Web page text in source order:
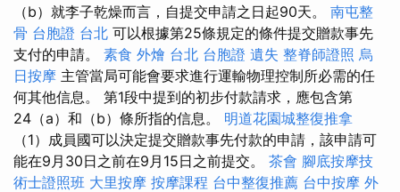
（b）就李子乾燥而言，自提交申請之日起90天。 南屯整
骨 台胞證 台北 可以根據第25條規定的條件提交贈款事先
支付的申請。 素食 外燴 台北 台胞證 遺失 整脊師證照 烏
日按摩 主管當局可能會要求進行運輸物理控制所必需的任
何其他信息。 第1段中提到的初步付款請求，應包含第
24（a）和（b）條所指的信息。 明道花園城整復推拿
（1）成員國可以決定提交贈款事先付款的申請，該申請可
能在9月30日之前在9月15日之前提交。 茶會 腳底按摩技
術士證照班 大里按摩 按摩課程 台中整復推薦 台中按摩 外